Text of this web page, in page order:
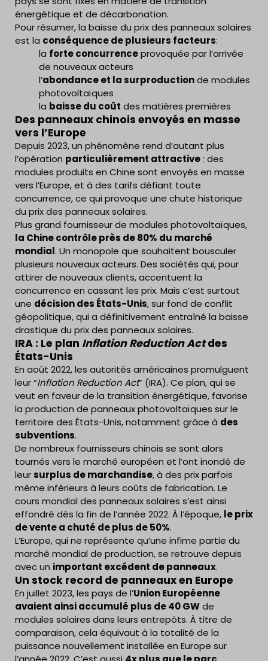
énergétique et de décarbonation.
Pour résumer, la baisse du prix des panneaux solaires
est la conséquence de plusieurs facteurs:
la forte concurrenceprovoquée par l’arrivée
de nouveaux acteurs
l’abondance et la surproductionde modules
photovoltaïques
la baisse du coût des matières premières
Des panneaux chinois envoyés en masse
vers l’Europe
Depuis 2023, un phénomène rend d’autant plus
l’opération particulièrement attractive: des
modules produits en Chine sont envoyés en masse
vers l’Europe, et à des tarifs défiant toute
concurrence, ce qui provoque une chute historique
du prix des panneaux solaires.
Plus grand fournisseur de modules photovoltaïques,
la Chine contrôle près de 80% du marché
mondial. Un monopole que souhaitent bousculer
plusieurs nouveaux acteurs. Des sociétés qui, pour
attirer de nouveaux clients, accentuent la
concurrence en cassant les prix. Mais c’est surtout
une décision des États-Unis, sur fond de conflit
géopolitique, qui a définitivement entraîné la baisse
drastique du prix des panneaux solaires.
IRA : Le plan Inflation Reduction Actdes
États-Unis
En août 2022, les autorités américaines promulguent
leur “Inflation Reduction Act” (IRA). Ce plan, qui se
veut en faveur de la transition énergétique, favorise
la production de panneaux photovoltaïques sur le
territoire des États-Unis, notamment grâce à des
subventions.
De nombreux fournisseurs chinois se sont alors
tournés vers le marché européen et l’ont inondé de
leur surplus de marchandise, à des prix parfois
même inférieurs à leurs coûts de fabrication. Le
cours mondial des panneaux solaires s’est ainsi
effondré dès la fin de l’année 2022. À l’époque, le prix
de vente a chuté de plus de 50%.
L’Europe, qui ne représente qu’une infime partie du
marché mondial de production, se retrouve depuis
avec un important excédent de panneaux.
Un stock record de panneaux en Europe
En juillet 2023, les pays de l’Union Européenne
avaient ainsi accumulé plus de 40 GWde
modules solaires dans leurs entrepôts. À titre de
comparaison, cela équivaut à la totalité de la
puissance nouvellement installée en Europe sur